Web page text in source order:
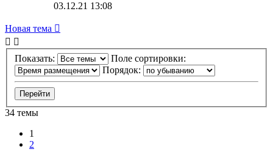
03.12.21 13:08
Новая тема
Показать:
Поле сортировки:
Порядок:
34 темы
1
2